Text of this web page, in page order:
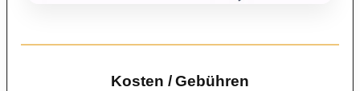
Kosten / Gebühren